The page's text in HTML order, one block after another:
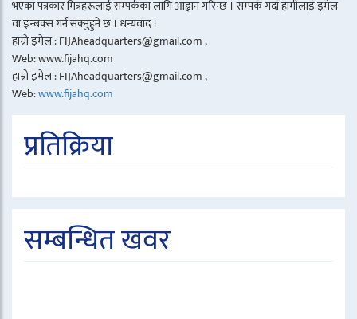
भएका पत्रकार मित्रहरूलाई सम्पर्कका लागि आह्वान गरिन्छ । सम्पर्क गर्दा हामीलाई इमेल
वा इन्बक्स गर्न सक्नुहुने छ । धन्यवाद ।
हाम्रो इमेल : FIJAheadquarters@gmail.com ,
Web: www.fijahq.com
हाम्रो इमेल : FIJAheadquarters@gmail.com ,
Web:www.fijahq.com
प्रतिक्रिया
सम्बन्धित खवर